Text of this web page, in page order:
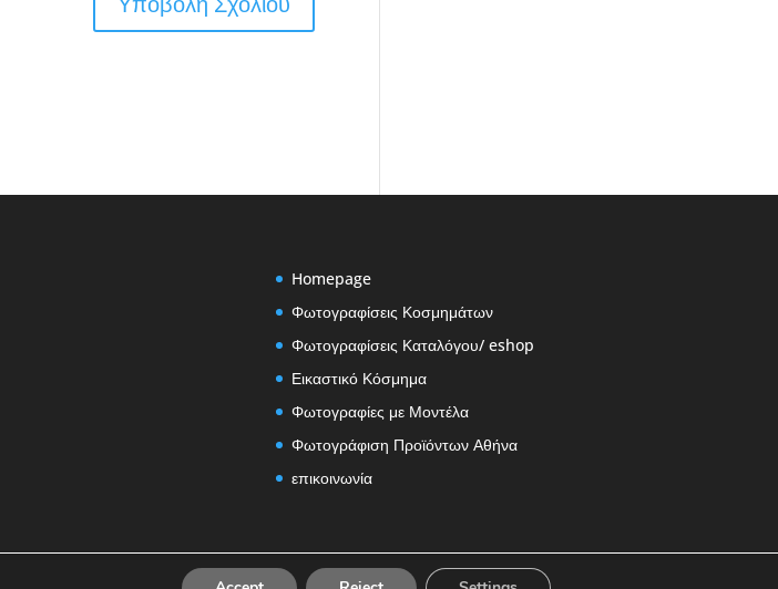
Homepage
Φωτογραφίσεις Κοσμημάτων
Φωτογραφίσεις Καταλόγου/ eshop
Εικαστικό Κόσμημα
Φωτογραφίες με Μοντέλα
Φωτογράφιση Προϊόντων Αθήνα
επικοινωνία